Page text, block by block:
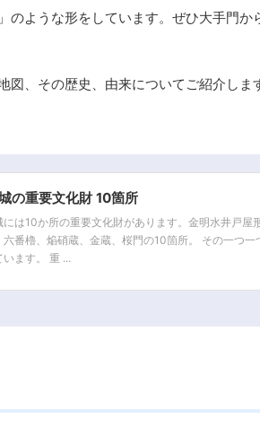
のような形をしています。ぜひ大手門か
図、その歴史、由来についてご紹介しま
の重要文化財 10箇所
には10か所の重要文化財があります。金明水井戸屋
六番櫓、焔硝蔵、金蔵、桜門の10箇所。 その一つ
います。 重 ...